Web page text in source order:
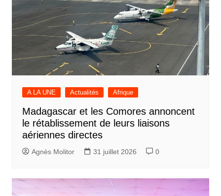
A LA UNE Actualités Afrique
Madagascar et les Comores annoncent
le rétablissement de leurs liaisons
aériennes directes
Agnès Molitor 31 juillet 2026 0